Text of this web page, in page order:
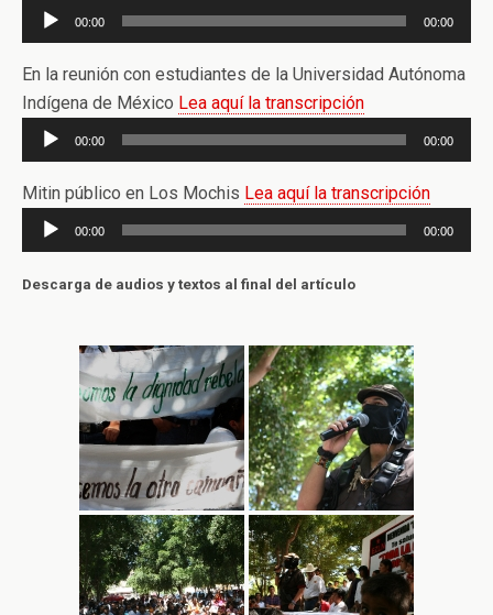
Reproductor
de
audio
00:00 00:00
En la reunión con estudiantes de la Universidad Autónoma
Indígena de México Lea aquí la transcripción
Reproductor
de
audio
00:00 00:00
Mitin público en Los Mochis Lea aquí la transcripción
Reproductor
de
audio
00:00 00:00
Descarga de audios y textos al final del artículo